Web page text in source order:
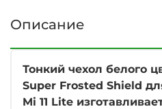
Описание
Тонкий чехол белого
Super Frosted Shield
Mi 11 Lite